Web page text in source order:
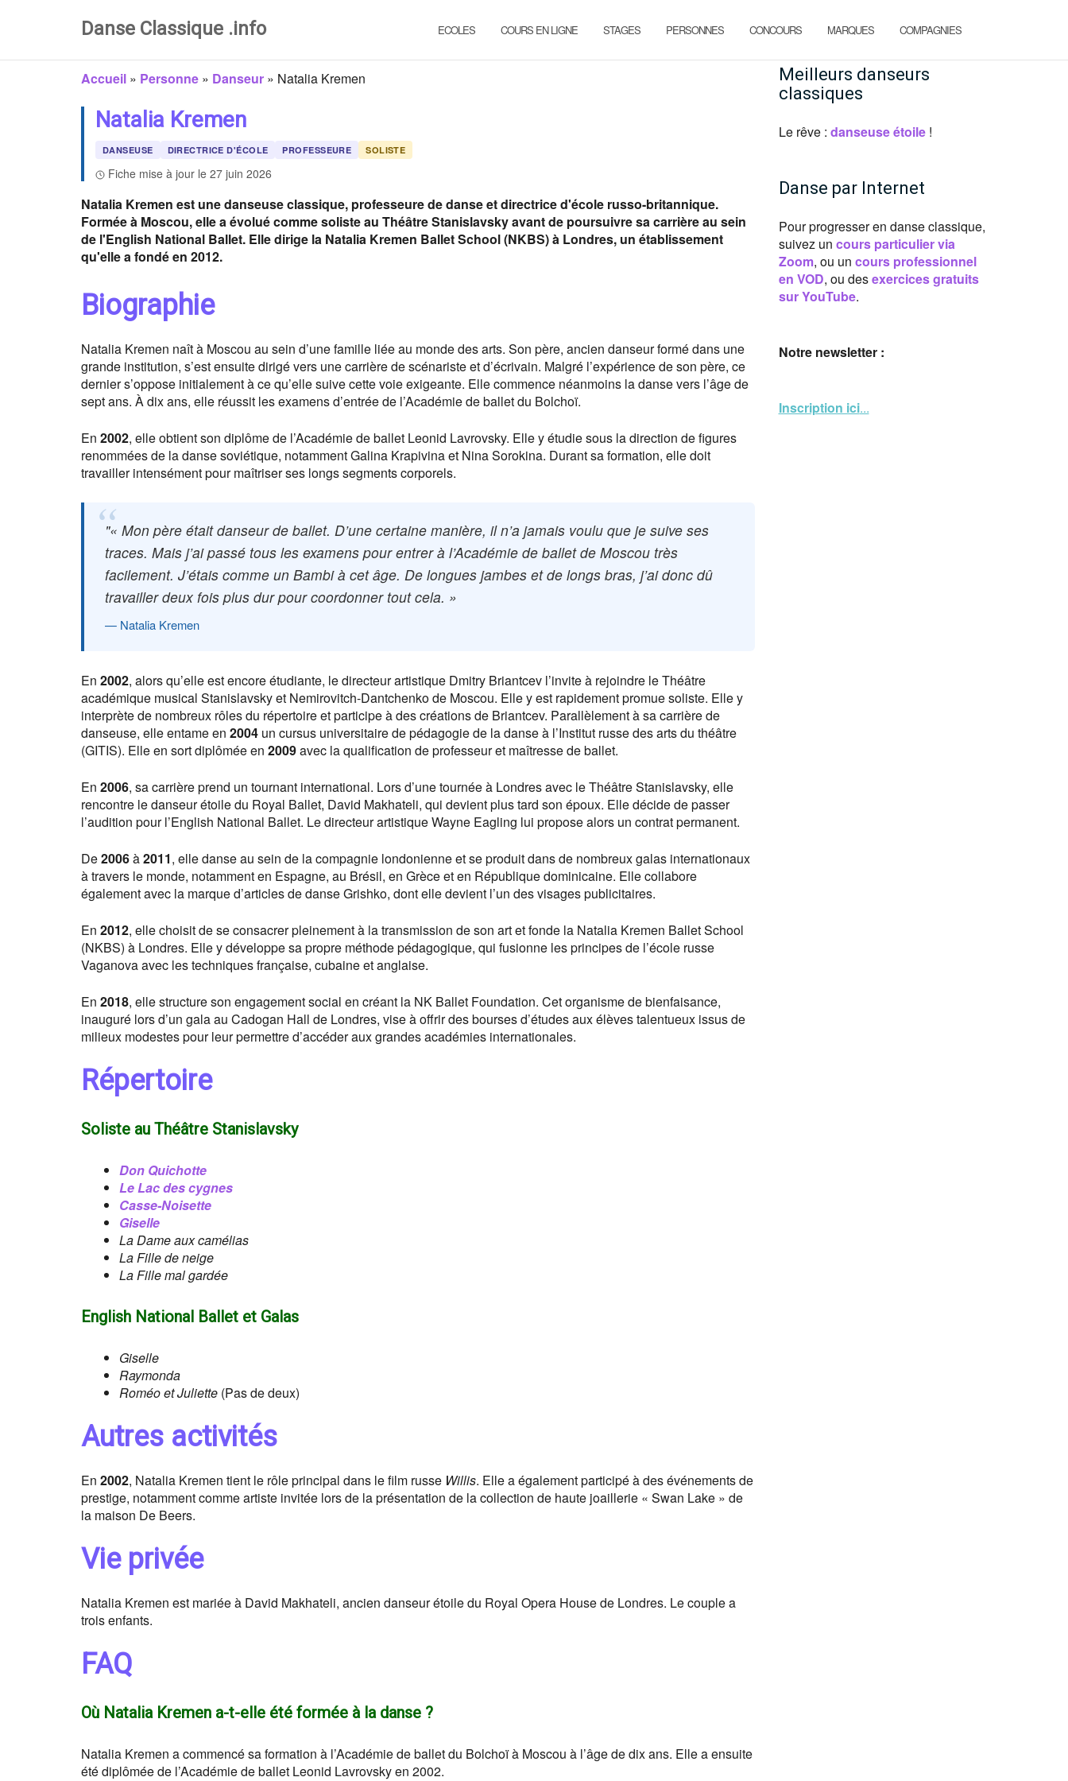
Danse Classique .info ECOLES COURS EN LIGNE STAGES PERSONNES CONCOURS MARQUES COMPAGNIES
Accueil » Personne » Danseur » Natalia Kremen
Natalia Kremen
DANSEUSE DIRECTRICE D'ÉCOLE PROFESSEURE SOLISTE
Fiche mise à jour le 27 juin 2026
Natalia Kremen est une danseuse classique, professeure de danse et directrice d'école russo-britannique.
Formée à Moscou, elle a évolué comme soliste au Théâtre Stanislavsky avant de poursuivre sa carrière au sein
de l'English National Ballet. Elle dirige la Natalia Kremen Ballet School (NKBS) à Londres, un établissement
qu'elle a fondé en 2012.
Biographie
Natalia Kremen naît à Moscou au sein d’une famille liée au monde des arts. Son père, ancien danseur formé dans une
grande institution, s’est ensuite dirigé vers une carrière de scénariste et d’écrivain. Malgré l’expérience de son père, ce
dernier s’oppose initialement à ce qu’elle suive cette voie exigeante. Elle commence néanmoins la danse vers l’âge de
sept ans. À dix ans, elle réussit les examens d’entrée de l’Académie de ballet du Bolchoï.
En 2002, elle obtient son diplôme de l’Académie de ballet Leonid Lavrovsky. Elle y étudie sous la direction de figures
renommées de la danse soviétique, notamment Galina Krapivina et Nina Sorokina. Durant sa formation, elle doit
travailler intensément pour maîtriser ses longs segments corporels.
« Mon père était danseur de ballet. D’une certaine manière, il n’a jamais voulu que je suive ses
traces. Mais j’ai passé tous les examens pour entrer à l’Académie de ballet de Moscou très
facilement. J’étais comme un Bambi à cet âge. De longues jambes et de longs bras, j’ai donc dû
travailler deux fois plus dur pour coordonner tout cela. »
Natalia Kremen
En 2002, alors qu’elle est encore étudiante, le directeur artistique Dmitry Briantcev l’invite à rejoindre le Théâtre
académique musical Stanislavsky et Nemirovitch-Dantchenko de Moscou. Elle y est rapidement promue soliste. Elle y
interprète de nombreux rôles du répertoire et participe à des créations de Briantcev. Parallèlement à sa carrière de
danseuse, elle entame en 2004 un cursus universitaire de pédagogie de la danse à l’Institut russe des arts du théâtre
(GITIS). Elle en sort diplômée en 2009avec la qualification de professeur et maîtresse de ballet.
En 2006, sa carrière prend un tournant international. Lors d’une tournée à Londres avec le Théâtre Stanislavsky, elle
rencontre le danseur étoile du Royal Ballet, David Makhateli, qui devient plus tard son époux. Elle décide de passer
l’audition pour l’English National Ballet. Le directeur artistique Wayne Eagling lui propose alors un contrat permanent.
De2006à2011, elle danse au sein de la compagnie londonienne et se produit dans de nombreux galas internationaux
à travers le monde, notamment en Espagne, au Brésil, en Grèce et en République dominicaine. Elle collabore
également avec la marque d’articles de danse Grishko, dont elle devient l’un des visages publicitaires.
En 2012, elle choisit de se consacrer pleinement à la transmission de son art et fonde la Natalia Kremen Ballet School
(NKBS) à Londres. Elle y développe sa propre méthode pédagogique, qui fusionne les principes de l’école russe
Vaganova avec les techniques française, cubaine et anglaise.
En 2018, elle structure son engagement social en créant la NK Ballet Foundation. Cet organisme de bienfaisance,
inauguré lors d’un gala au Cadogan Hall de Londres, vise à offrir des bourses d’études aux élèves talentueux issus de
milieux modestes pour leur permettre d’accéder aux grandes académies internationales.
Répertoire
Soliste au Théâtre Stanislavsky
Don Quichotte
Le Lac des cygnes
Casse-Noisette
Giselle
La Dame aux camélias
La Fille de neige
La Fille mal gardée
English National Ballet et Galas
Giselle
Raymonda
Roméo et Juliette (Pas de deux)
Autres activités
En 2002, Natalia Kremen tient le rôle principal dans le film russe Willis. Elle a également participé à des événements de
prestige, notamment comme artiste invitée lors de la présentation de la collection de haute joaillerie « Swan Lake » de
la maison De Beers.
Vie privée
Natalia Kremen est mariée à David Makhateli, ancien danseur étoile du Royal Opera House de Londres. Le couple a
trois enfants.
FAQ
Où Natalia Kremen a-t-elle été formée à la danse ?
Natalia Kremen a commencé sa formation à l’Académie de ballet du Bolchoï à Moscou à l’âge de dix ans. Elle a ensuite
été diplômée de l’Académie de ballet Leonid Lavrovsky en 2002.
Meilleurs danseurs
classiques
Le rêve : danseuse étoile!
Danse par Internet
Pour progresser en danse classique,
suivez un cours particulier via
Zoom, ou un cours professionnel
en VOD, ou desexercices gratuits
sur YouTube.
Notre newsletter :
Inscription ici...